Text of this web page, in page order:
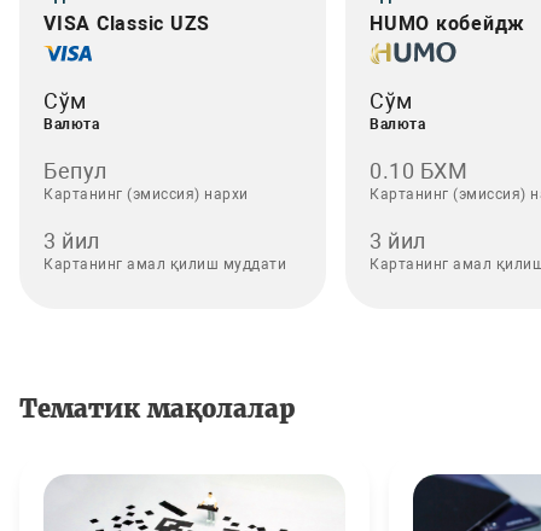
VISA Classic UZS
Сўм
Валюта
Бепул
Картанинг (эмиссия) нархи
3 йил
Картанинг амал қилиш муддати
HUMO кобейдж
Сўм
Валюта
0.10 БХМ
Картанинг (эмиссия)
3 йил
Картанинг амал
Тематик мақолалар